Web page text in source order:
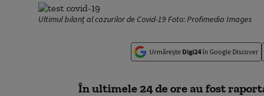
Ultimul bilanț al cazurilor de Covid-19 Foto: Profimedia Images
Urmărește Digi24în Google Discover
În ultimele 24 de ore au fost